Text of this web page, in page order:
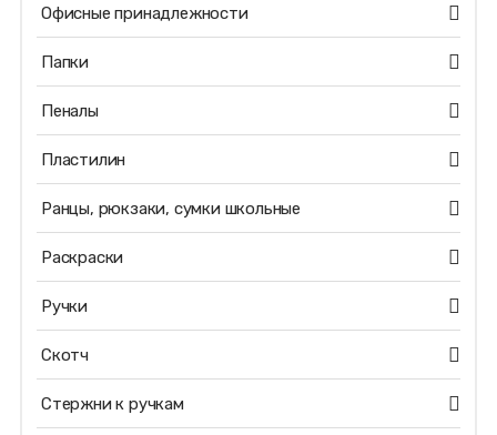
Офисные принадлежности
Папки
Пеналы
Пластилин
Ранцы, рюкзаки, сумки школьные
Раскраски
Ручки
Скотч
Стержни к ручкам